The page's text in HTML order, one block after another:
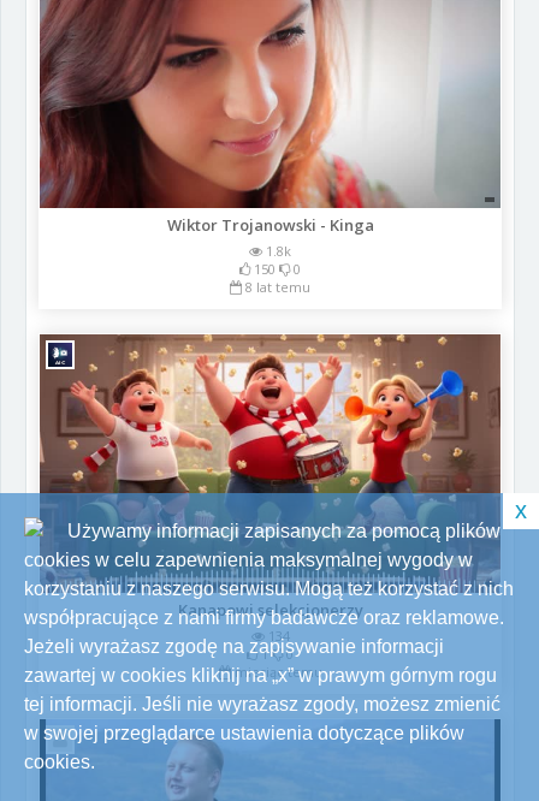
Wiktor Trojanowski - Kinga
1.8k
150
0
8 lat temu
Kanapowi selekcjonerzy
134
1 0
miesiąc temu
Używamy informacji zapisanych za pomocą plików
cookies w celu zapewnienia maksymalnej wygody w
korzystaniu z naszego serwisu. Mogą też korzystać z nich
współpracujące z nami firmy badawcze oraz reklamowe.
Jeżeli wyrażasz zgodę na zapisywanie informacji
zawartej w cookies kliknij na „x” w prawym górnym rogu
tej informacji. Jeśli nie wyrażasz zgody, możesz zmienić
w swojej przeglądarce ustawienia dotyczące plików
cookies.
x